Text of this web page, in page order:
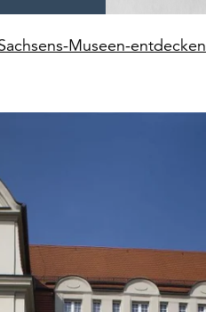
Museen-entdecken